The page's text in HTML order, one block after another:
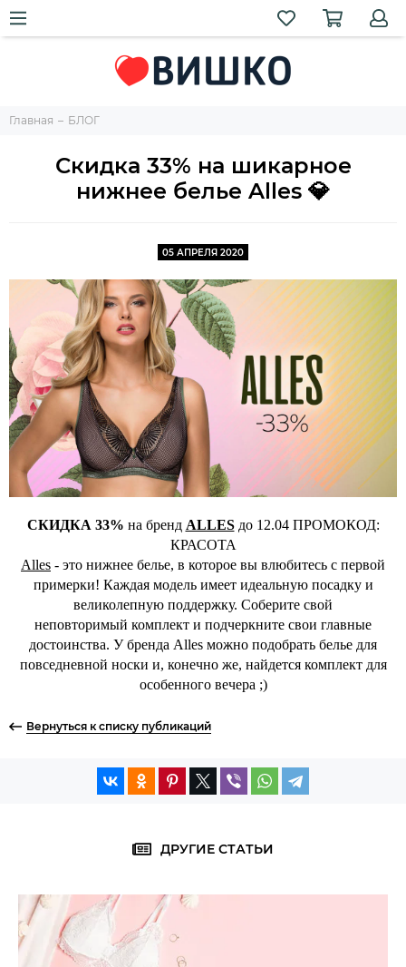
Главная БЛОГ
Скидка 33% на шикарное
нижнее белье Alles 💎
05 АПРЕЛЯ 2020
СКИДКА 33% на бренд ALLES до 12.04 ПРОМОКОД:
КРАСОТА
Alles - это нижнее белье, в которое вы влюбитесь с первой
примерки! Каждая модель имеет идеальную посадку и
великолепную поддержку. Соберите свой
неповторимый комплект и подчеркните свои главные
достоинства. У бренда Alles можно подобрать белье для
повседневной носки и, конечно же, найдется комплект для
особенного вечера ;)
Вернуться к списку публикаций
ДРУГИЕ СТАТЬИ